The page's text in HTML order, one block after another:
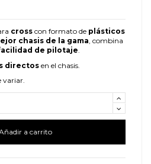
cross con formato de plásticos
chasis de la gama, combina
de pilotaje.
directos en el chasis.
variar.
a carrito